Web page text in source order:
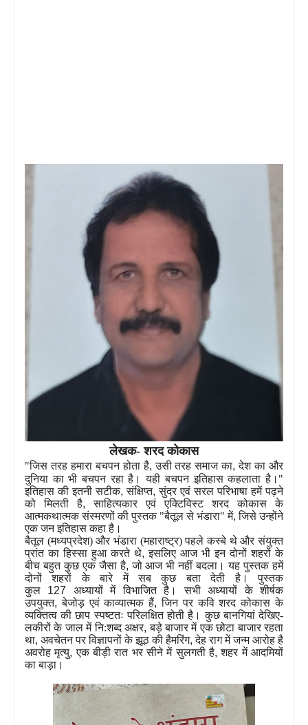
लेखक- शरद कोकास
"जिस तरह हमारा बचपन होता है,उसी तरह समाज का,देश का और
दुनिया का भी बचपन रहा है। यही बचपन इतिहास कहलाता है।"
इतिहास की इतनी सटीक,संक्षिप्त,सुंदर एवं सरल परिभाषा हमें पढ़ने
को मिलती है,साहित्यकार एवं एक्टिविस्ट शरद कोकास के
आत्मकथात्मक संस्मरणों की पुस्तक "बैतूल से भंडारा" में,जिसे उन्होंने
एक जन इतिहास कहा है।
बैतूल (मध्यप्रदेश) और भंडारा (महाराष्ट्र) पहले कस्बे थे और संयुक्त
प्रांत का हिस्सा हुआ करते थे,इसलिए आज भी इन दोनों शहरों के
बीच बहुत कुछ एक जैसा है,जो आज भी नहीं बदला। यह पुस्तक हमें
दोनों शहरों के बारे में सब कुछ बता देती है। पुस्तक
कुल 127 अध्यायों में विभाजित है। सभी अध्यायों के शीर्षक
उपयुक्त,बेजोड़ एवं काव्यात्मक हैं,जिन पर कवि शरद कोकास के
व्यक्तित्व की छाप स्पष्टतः परिलक्षित होती है। कुछ बानगियां देखिए-
लकीरों के जाल में नि:शब्द अक्षर,बड़े बाजार में एक छोटा बाजार रहता
था, अवचेतन पर विज्ञापनों के झूठ की हैमरिंग,देह राग में जन्म आरोह है
अवरोह मृत्यु,एक बीड़ी रात भर सीने में सुलगती है,शहर में आदमियों
का बाड़ा।